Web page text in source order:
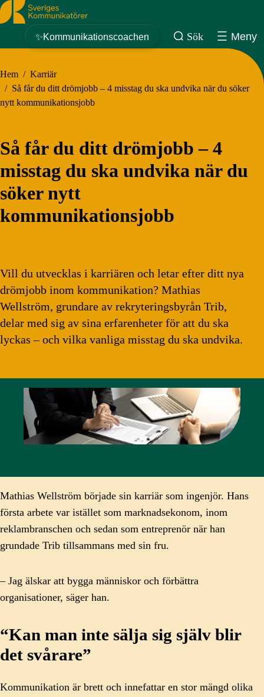
Sveriges Kommunikatörer
✨Kommunikationscoachen Sök Meny
Hem / Karriär
/ Så får du ditt drömjobb – 4 misstag du ska undvika när du söker
nytt kommunikationsjobb
Så får du ditt drömjobb – 4
misstag du ska undvika när du
söker nytt
kommunikationsjobb
Vill du utvecklas i karriären och letar efter ditt nya
drömjobb inom kommunikation? Mathias
Wellström, grundare av rekryteringsbyrån Trib,
delar med sig av sina erfarenheter för att du ska
lyckas – och vilka vanliga misstag du ska undvika.
Mathias Wellström började sin karriär som ingenjör. Hans
första arbete var istället som marknadsekonom, inom
reklambranschen och sedan som entreprenör när han
grundade Trib tillsammans med sin fru.
– Jag älskar att bygga människor och förbättra
organisationer, säger han.
“Kan man inte sälja sig själv blir
det svårare”
Kommunikation är brett och innefattar en stor mängd olika